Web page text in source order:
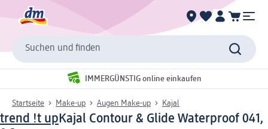
Suchen und finden
IMMERGÜNSTIG online einkaufen
Startseite Make-up Augen Make-up Kajal
trend !t up Kajal Contour & Glide Waterproof 041,